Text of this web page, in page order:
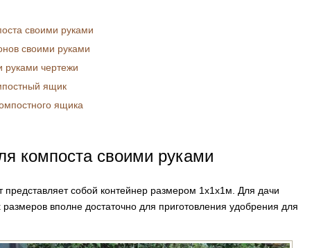
своими руками
своими руками
руками чертежи
ящик
ящика
компоста своими руками
собой контейнер размером 1х1х1м. Для дачи
вполне достаточно для приготовления удобрения для